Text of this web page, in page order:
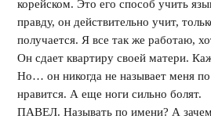
корейском. Это его способ учить
правду, он действительно учит,
получается. Я все так же работаю,
Он сдает квартиру своей матери.
Но… он никогда не называет меня
нравится. А еще ноги сильно болят.
ПАВЕЛ. Называть по имени? А